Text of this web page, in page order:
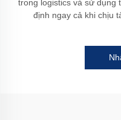
trong logistics và sử dụng
định ngay cả khi chịu